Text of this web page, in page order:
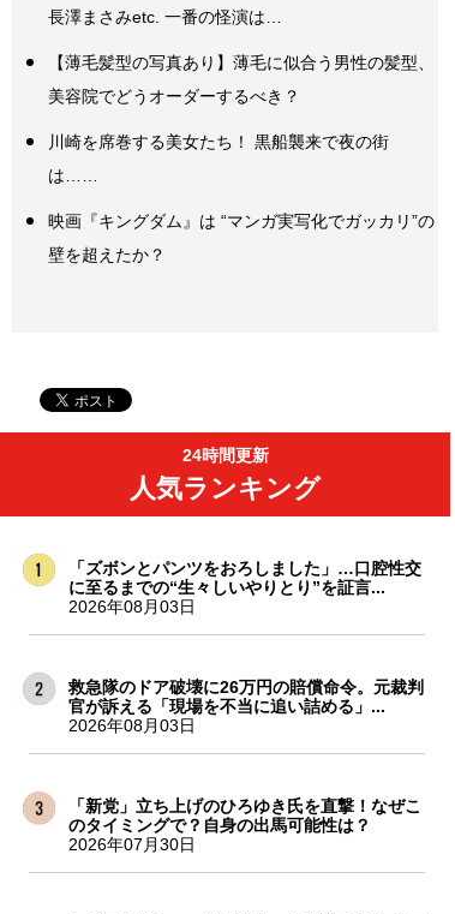
長澤まさみetc. 一番の怪演は…
【薄毛髪型の写真あり】薄毛に似合う男性の髪型、
美容院でどうオーダーするべき？
川崎を席巻する美女たち！ 黒船襲来で夜の街
は……
映画『キングダム』は “マンガ実写化でガッカリ”の
壁を超えたか？
24時間更新
人気ランキング
「ズボンとパンツをおろしました」…口腔性交
に至るまでの“生々しいやりとり”を証言...
2026年08月03日
救急隊のドア破壊に26万円の賠償命令。元裁判
官が訴える「現場を不当に追い詰める」...
2026年08月03日
「新党」立ち上げのひろゆき氏を直撃！なぜこ
のタイミングで？自身の出馬可能性は？
2026年07月30日